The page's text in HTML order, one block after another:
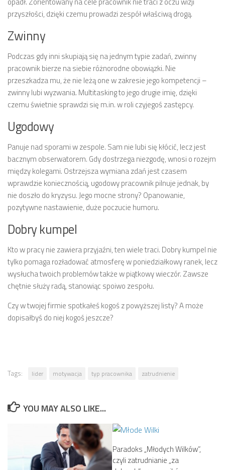
przyszłości, dzięki czemu prowadzi zespół właściwą drogą.
Zwinny
Podczas gdy inni skupiają się na jednym typie zadań, zwinny
pracownik bierze na siebie różnorodne obowiązki. Nie
przeszkadza mu, że nie leżą one w zakresie jego kompetencji –
zwinny lubi wyzwania. Multitasking to jego drugie imię, dzięki
czemu świetnie sprawdzi się m.in. w roli czyjegoś zastępcy.
Ugodowy
Panuje nad sporami w zespole. Sam nie lubi się kłócić, lecz jest
bacznym obserwatorem. Gdy dostrzega niezgodę, wnosi o rozejm
między kolegami. Ostrzejsza wymiana zdań jest czasem
wprawdzie koniecznością, ugodowy pracownik pilnuje jednak, by
nie doszło do kryzysu. Jego mocne strony? Opanowanie,
pozytywne nastawienie, duże poczucie humoru.
Dobry kumpel
Kto w pracy nie zawiera przyjaźni, ten wiele traci. Dobry kumpel nie
tylko pomaga rozładować atmosferę w poniedziałkowy ranek, lecz
wysłucha twoich problemów także w piątkowy wieczór. Zawsze
chętnie służy radą, stanowiąc spoiwo zespołu.
Czy w twojej firmie spotkałeś kogoś z powyższej listy? A może
dopisałbyś do niej kogoś jeszcze?
Tags: lider motywacja typ pracownika zatrudnienie
YOU MAY ALSO LIKE...
Paradoks „Młodych Wilków”,
czyli zatrudnianie „za